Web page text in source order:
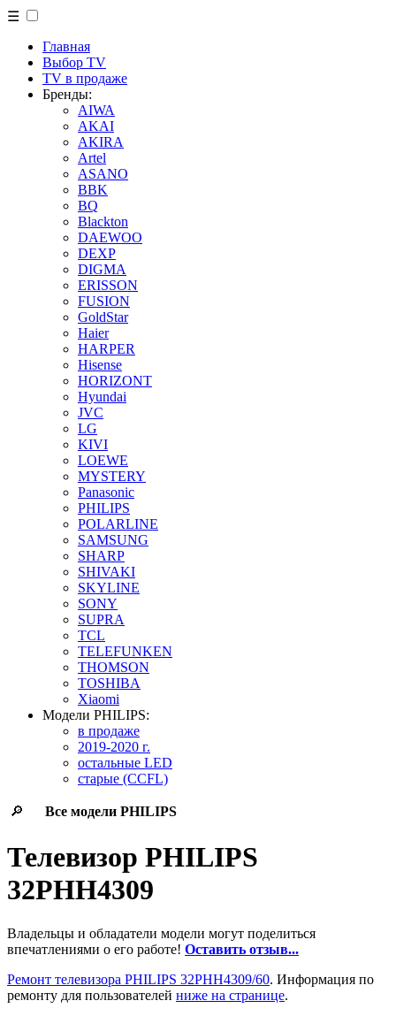
☰
Главная
Выбор TV
TV в продаже
Бренды:
AIWA
AKAI
AKIRA
Artel
ASANO
BBK
BQ
Blackton
DAEWOO
DEXP
DIGMA
ERISSON
FUSION
GoldStar
Haier
HARPER
Hisense
HORIZONT
Hyundai
JVC
LG
KIVI
LOEWE
MYSTERY
Panasonic
PHILIPS
POLARLINE
SAMSUNG
SHARP
SHIVAKI
SKYLINE
SONY
SUPRA
TCL
TELEFUNKEN
THOMSON
TOSHIBA
Xiaomi
Модели PHILIPS:
в продаже
2019-2020 г.
остальные LED
старые (CCFL)
🔎 Все модели PHILIPS
Телевизор PHILIPS
32PHH4309
Владельцы и обладатели модели могут поделиться
впечатлениями о его работе! Оставить отзыв...
Ремонт телевизора PHILIPS 32PHH4309/60. Информация по
ремонту для пользователей ниже на странице.